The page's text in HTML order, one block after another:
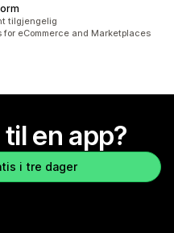
tilgjengelig
eCommerce and Marketplaces
en app?
i tre dager